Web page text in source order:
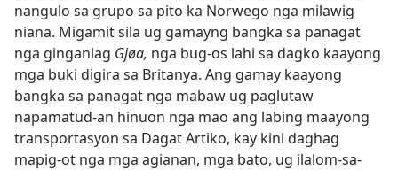
nangulo sa grupo sa pito ka Norwego nga milawig
niana. Migamit sila ug gamayng bangka sa panagat
nga ginganlag Gjøa, nga bug-os lahi sa dagko kaayong
mga buki digira sa Britanya. Ang gamay kaayong
bangka sa panagat nga mabaw ug paglutaw
napamatud-an hinuon nga mao ang labing maayong
transportasyon sa Dagat Artiko, kay kini daghag
mapig-ot nga mga agianan, mga bato, ug ilalom-sa-